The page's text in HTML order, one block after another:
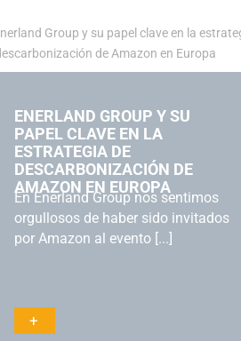
ENERLAND GROUP Y SU
PAPEL CLAVE EN LA
ESTRATEGIA DE
DESCARBONIZACIÓN DE
AMAZON EN EUROPA
En Enerland Group nos sentimos
orgullosos de haber sido invitados
por Amazon al evento [...]
+